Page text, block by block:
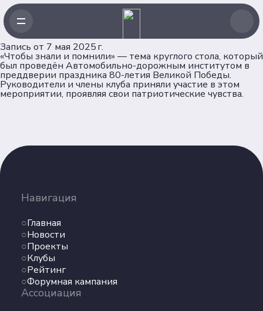
Запись от 7 мая 2025 г.
«Чтобы знали и помнили» — тема круглого стола, который
был проведён Автомобильно-дорожным институтом в
преддверии праздника 80-летия Великой Победы.
Руководители и члены клуба приняли участие в этом
мероприятии, проявляя свои патриотические чувства.
Навигация
Главная
Новости
Проекты
Клубы
Рейтинг
Форумная кампания
Ассоциация
Главная
Новости
Рейтинг
Об Ассоциации
Команда
Партнеры